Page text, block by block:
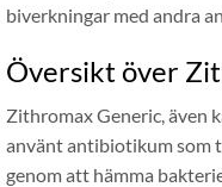
biverkningar med andra
Översikt över
Zithromax Generic, även
använt antibiotikum som
genom att hämma